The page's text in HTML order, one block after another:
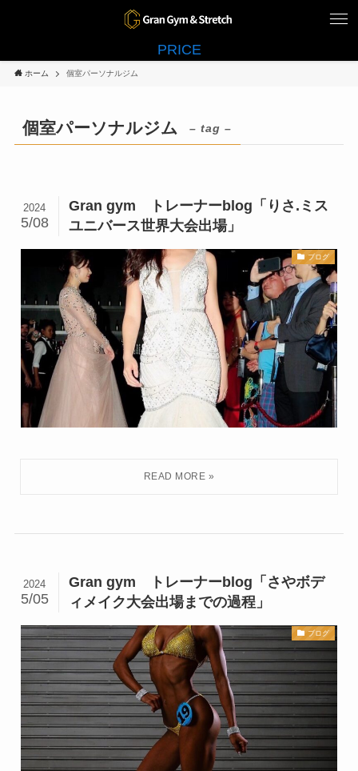
PRICE
ホーム 個室パーソナルジム
個室パーソナルジム – tag –
Gran gym トレーナーblog「りさ.ミス
ユニバース世界大会出場」
2024
5/08
ブログ
Gran gym トレーナーblog「さやボデ
ィメイク大会出場までの過程」
2024
5/05
ブログ